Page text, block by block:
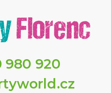
980 920